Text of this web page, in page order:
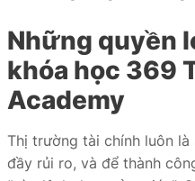
Những quyền
khóa học 369
Academy
Thị trường tài chính luôn là
đầy rủi ro, và để thành